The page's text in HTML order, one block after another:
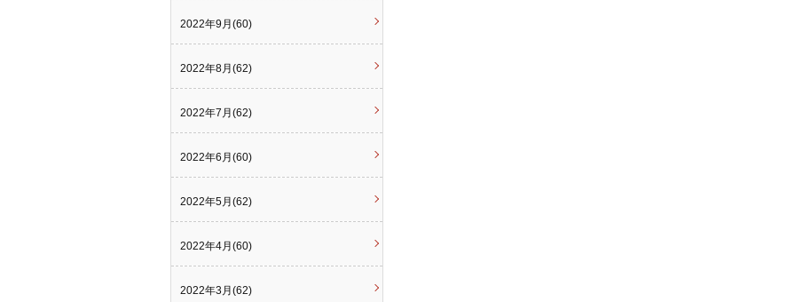
2022年9月(60)
2022年8月(62)
2022年7月(62)
2022年6月(60)
2022年5月(62)
2022年4月(60)
2022年3月(62)